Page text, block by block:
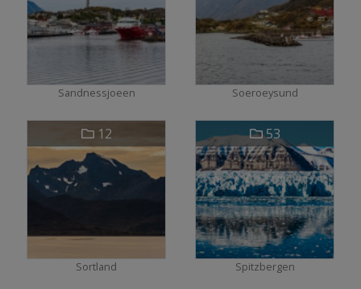
Sandnessjoeen Soeroeysund
12
Sortland
53
Spitzbergen